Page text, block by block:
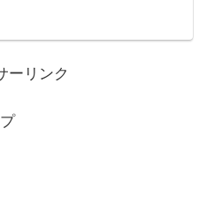
ーリンク